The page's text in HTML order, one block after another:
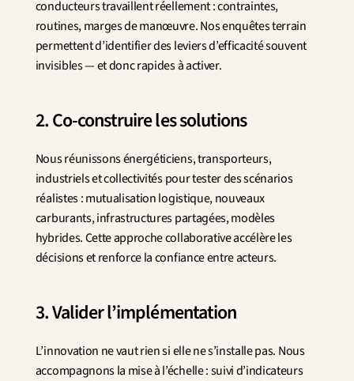
conducteurs travaillent réellement : contraintes,
routines, marges de manœuvre. Nos enquêtes terrain
permettent d’identifier des leviers d’efficacité souvent
invisibles — et donc rapides à activer.
2. Co-construire les solutions
Nous réunissons énergéticiens, transporteurs,
industriels et collectivités pour tester des scénarios
réalistes : mutualisation logistique, nouveaux
carburants, infrastructures partagées, modèles
hybrides. Cette approche collaborative accélère les
décisions et renforce la confiance entre acteurs.
3. Valider l’implémentation
L’innovation ne vaut rien si elle ne s’installe pas. Nous
accompagnons la mise à l’échelle : suivi d’indicateurs